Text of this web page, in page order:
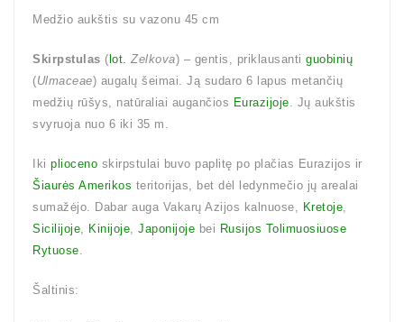
Medžio aukštis su vazonu 45 cm
Skirpstulas ( lot. Zelkova) – gentis, priklausanti guobinių
(Ulmaceae) augalų šeimai. Ją sudaro 6 lapus metančių
medžių rūšys, natūraliai augančios Eurazijoje. Jų aukštis
svyruoja nuo 6 iki 35 m.
Iki plioceno skirpstulai buvo paplitę po plačias Eurazijos ir
Šiaurės Amerikos teritorijas, bet dėl ledynmečio jų arealai
sumažėjo. Dabar auga Vakarų Azijos kalnuose, Kretoje,
Sicilijoje, Kinijoje, Japonijoje bei Rusijos Tolimuosiuose
Rytuose.
Šaltinis: